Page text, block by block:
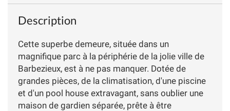
Description
Cette superbe demeure, située dans un
magnifique parc à la périphérie de la jolie ville de
Barbezieux, est à ne pas manquer. Dotée de
grandes pièces, de la climatisation, d'une piscine
et d'un pool house extravagant, sans oublier une
maison de gardien séparée, prête à être